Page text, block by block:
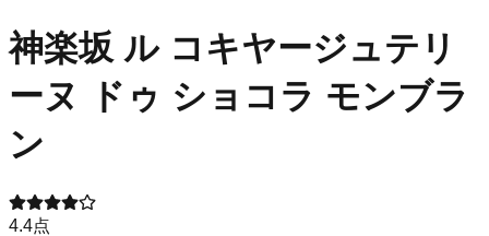
神楽坂 ル コキヤージュテリ
ーヌ ドゥ ショコラ モンブラ
ン
4.4点